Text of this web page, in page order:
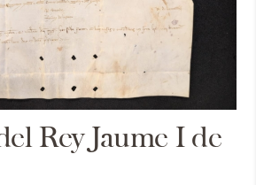
Rey Jaume I de